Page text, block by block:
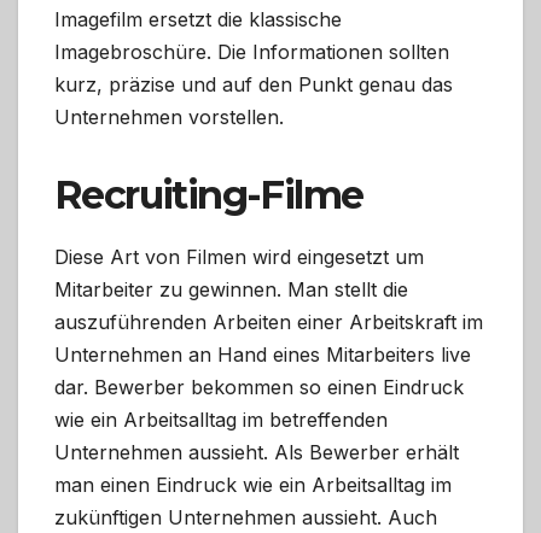
Imagefilm ersetzt die klassische
Imagebroschüre. Die Informationen sollten
kurz, präzise und auf den Punkt genau das
Unternehmen vorstellen.
Recruiting-Filme
Diese Art von Filmen wird eingesetzt um
Mitarbeiter zu gewinnen. Man stellt die
auszuführenden Arbeiten einer Arbeitskraft im
Unternehmen an Hand eines Mitarbeiters live
dar. Bewerber bekommen so einen Eindruck
wie ein Arbeitsalltag im betreffenden
Unternehmen aussieht. Als Bewerber erhält
man einen Eindruck wie ein Arbeitsalltag im
zukünftigen Unternehmen aussieht. Auch